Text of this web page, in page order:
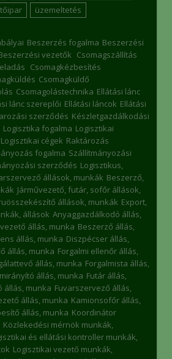
üzemeltetés
Beszerzés fogalma Beszerzési
vezetők Csomagszállítás
Csomagkézbesítés
Csomagküldő
Csomagolástechnika Ellátási lánc
lánc szereplői Ellátási láncok Ellátási
szerződés Készletgazdálkodási
Logisztika fogalma Logisztikai
Logisztikai cégek Raktározás
fogalma Szállítmányozási
szerződés Logisztikus,
állások, munkák Beszerző,
Járművezető, futár, sofőr állások,
állások, munkák Export,
állások Anyaggazdálkodó állás,
állás, munka Beszerző állás,
állás, munka Diszpécser állás,
állás, munka Forgalmi ellenőr állás,
állás, munka Forgalmista állás,
állás, munka Futár állás,
állás, munka Fuvarszervező állás,
állás, munka Kamionsofőr állás,
állás, munka Koordinátor
Közlekedési mérnök munkák,
és ellátási kontroller munkák,
Logisztikai vezető munkák,